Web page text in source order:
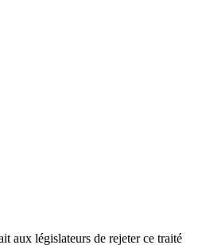
aux législateurs de rejeter ce traité